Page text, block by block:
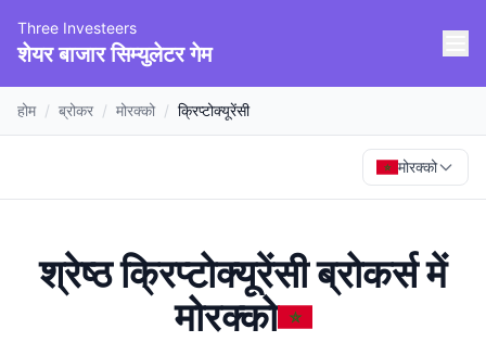
Three Investeers
शेयर बाजार सिम्युलेटर गेम
होम / ब्रोकर / मोरक्को / क्रिप्टोक्यूरेंसी
मोरक्को
श्रेष्ठ क्रिप्टोक्यूरेंसी ब्रोकर्समें
मोरक्को